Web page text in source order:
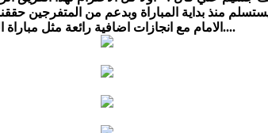
منذ بداية المباراة وبدعم من المتفرجين
الامام مع انجازات اضافية رائعة مثل مباراة اليوم....